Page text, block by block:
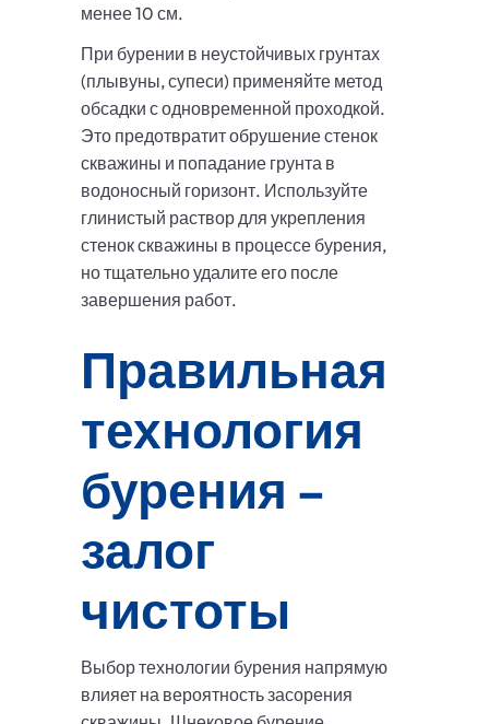
менее 10 см.
При бурении в неустойчивых грунтах
(плывуны, супеси) применяйте метод
обсадки с одновременной проходкой.
Это предотвратит обрушение стенок
скважины и попадание грунта в
водоносный горизонт. Используйте
глинистый раствор для укрепления
стенок скважины в процессе бурения,
но тщательно удалите его после
завершения работ.
Правильная
технология
бурения –
залог
чистоты
Выбор технологии бурения напрямую
влияет на вероятность засорения